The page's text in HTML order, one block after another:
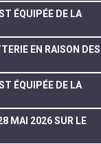
ÉQUIPÉE DE LA
EN RAISON DES
ÉQUIPÉE DE LA
MAI 2026 SUR LE